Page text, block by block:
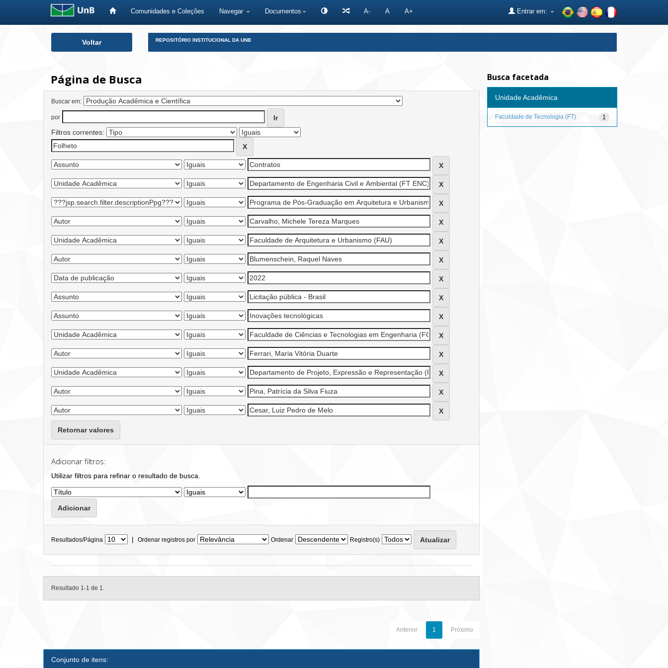
Comunidades e Coleções Navegar Documentos A- A A+ Entrar em:
Voltar REPOSITÓRIO INSTITUCIONAL DA UNB
Página de Busca
Buscar em:
por
Filtros correntes:
Retornar valores
Adicionar filtros:
Utilizar filtros para refinar o resultado de busca.
Resultados/Página | Ordenar registros por Ordenar Registro(s)
Resultado 1-1 de 1.
Anterior 1 Próximo
Conjunto de itens:
Busca facetada
Unidade Acadêmica
1
Faculdade de Tecnologia (FT)